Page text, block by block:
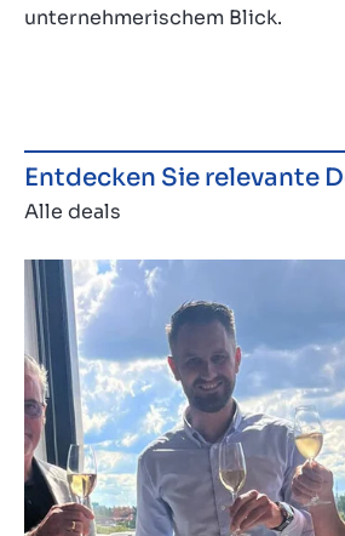
unternehmerischem Blick.
Entdecken Sie relevante
Alle deals